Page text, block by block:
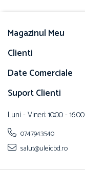
Magazinul Meu
Clienti
Date Comerciale
Suport Clienti
Luni - Vineri: 10:00 - 16:00
0747943540
salut@uleicbd.ro